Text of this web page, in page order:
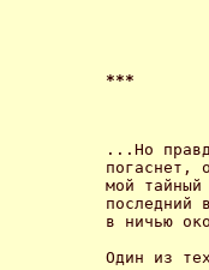
***
...Но
погаснет,
мой
последний
в ничью
Один из